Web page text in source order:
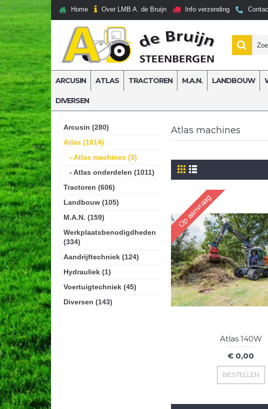
Home Over LMB A. de Bruijn Info verzending
ARCUSIN ATLAS TRACTOREN M.A.N. LANDBOUW
DIVERSEN
Home Atlas
Arcusin (280)
Atlas (1014)
- Atlas machines (3)
- Atlas onderdelen (1011)
Tractoren (606)
Landbouw (105)
M.A.N. (159)
Werkplaatsbenodigdheden
(334)
Aandrijftechniek (124)
Hydrauliek (1)
Voertuigtechniek (45)
Diversen (143)
Atlas machines
Op aanvraag
Atlas 140W
€ 0,00
BESTELLEN